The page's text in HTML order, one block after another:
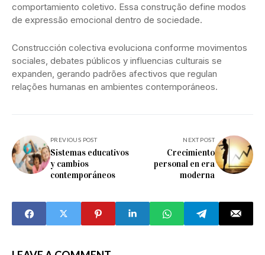
comportamiento coletivo. Essa construção define modos
de expressão emocional dentro de sociedade.
Construcción colectiva evoluciona conforme movimentos
sociales, debates públicos y influencias culturais se
expanden, gerando padrões afectivos que regulan
relações humanas en ambientes contemporáneos.
PREVIOUS POST
Sistemas educativos
y cambios
contemporáneos
NEXT POST
Crecimiento
personal en era
moderna